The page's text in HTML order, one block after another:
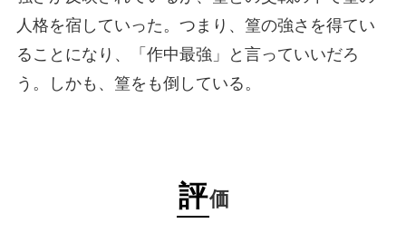
人格を宿していった。つまり、篁の強さを得てい
ることになり、「作中最強」と言っていいだろ
う。しかも、篁をも倒している。
評価